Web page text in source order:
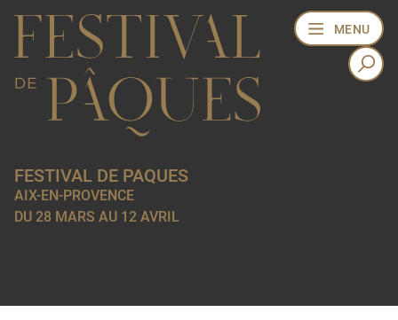
MENU
FESTIVAL DE PAQUES
AIX-EN-PROVENCE
DU 28 MARS AU 12 AVRIL